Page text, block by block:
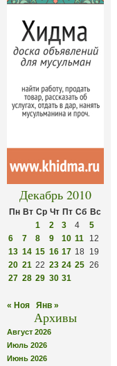
Декабрь 2010
Пн Вт Ср Чт Пт Сб Вс
1
2 3 4
5
6
7 8 9 10 11
12
13 14 15 16 17 18
19
20 21 22 23 24 25 26
27 28 29 30 31
« Ноя Янв »
Архивы
Август 2026
Июль 2026
Июнь 2026